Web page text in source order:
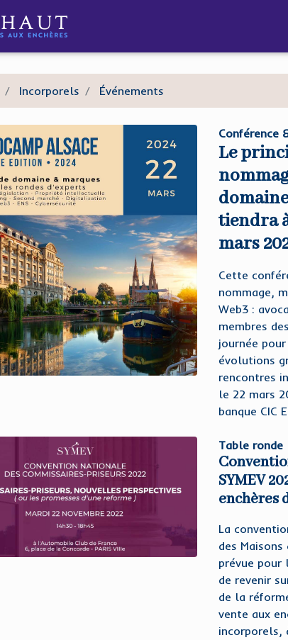
Incorporels Événements
Conférence
Le
tiendra
mars
Cette
nommage,
Web3 :
membres
journée
évolutions
rencontres
le 22 mars
banque CIC
Table ronde
SYMEV
enchères
La
des Maisons
prévue pour
de revenir
de la
vente aux
incorporels,